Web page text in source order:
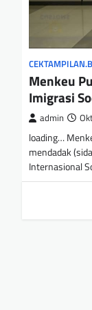
Menkeu
Imigrasi
admin
loading…
mendadak
Internasional